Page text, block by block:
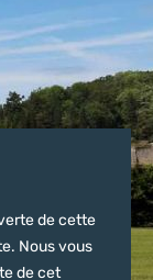
de cette
Nous vous
de cet